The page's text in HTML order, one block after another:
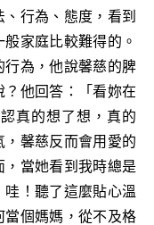
行為、態度，看到
家庭比較難得的。
行為，他說馨慈的脾
他回答：「看妳在
真的想了想，真的
馨慈反而會用愛的
當她看到我時總是
！聽了這麼貼心溫
當個媽媽，從不及格